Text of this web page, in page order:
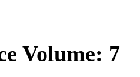
Volume: 7